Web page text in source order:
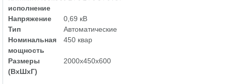
исполнение
Напряжение
0,69 кВ
Тип
Автоматические
Номинальная
мощность
450 квар
Размеры
(ВхШхГ)
2000х450х600